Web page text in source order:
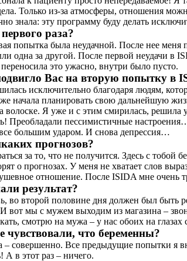
Только из-за атмосферы, отношения
знала: эту программу буду делать
раза?
попытка была неудачной. После нее
одна за другой. После первой неудачи в
это ужасно, внутри было пусто.
Вас на вторую попытку в
исключительно благодаря людям,
начала планировать свою дальнейшую
волоске. Я уже и с этим смирилась, решила
Преобладали пессимистичные
большим ударом. И снова депрессия…
прогнозов?
за то, что не получится. Здесь с тобой
о прогнозах. У меня не хватает слов
отношение. После ISIDA мне очень
результат?
во второй половине дня должен был быть
И вот мы с мужем выходим из магазина –
смотрю на мужа – у нас обоих на глазах
что беременны?
– совершенно. Все предыдущие попытки я
А в этот раз – ничего.